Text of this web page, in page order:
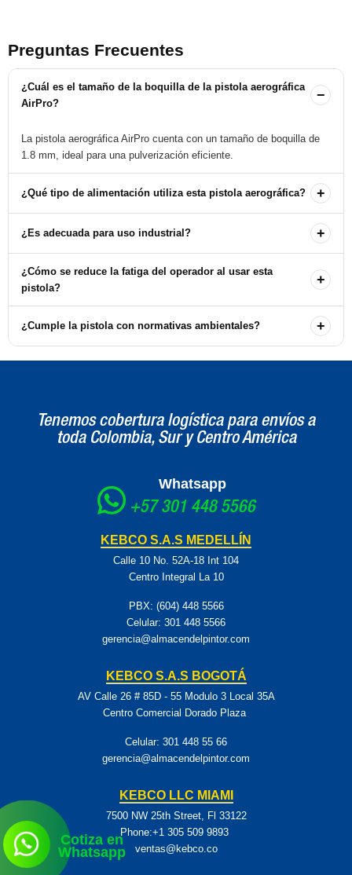
Cotiza en
Whatsapp
Preguntas Frecuentes
¿Cuál es el tamaño de la boquilla de la pistola aerográfica
AirPro?
−
La pistola aerográfica AirPro cuenta con un tamaño de boquilla de
1.8 mm, ideal para una pulverización eficiente.
¿Qué tipo de alimentación utiliza esta pistola aerográfica? +
La pistola aerográfica AirPro utiliza un sistema de alimentación por
¿Es adecuada para uso industrial? +
Sí, la pistola aerográfica AirPro está diseñada para uso industrial,
siendo perfecta para aplicaciones automotrices y de fabricación a
gran escala.
¿Cómo se reduce la fatiga del operador al usar esta
pistola?
+
La pistola cuenta con un gatillo ultra ligero y mandos ergonómicos
¿Cumple la pistola con normativas ambientales? +
Sí, la pistola aerográfica AirPro está diseñada para cumplir con
Tenemos cobertura logística para envíos a
toda Colombia, Sur y Centro América
Whatsapp
+57 301 448 5566
KEBCO S.A.S MEDELLÍN
Calle 10 No. 52A-18 Int 104
Centro Integral La 10
PBX: (604) 448 5566
Celular: 301 448 5566
gerencia@almacendelpintor.com
KEBCO S.A.S BOGOTÁ
AV Calle 26 # 85D - 55 Modulo 3 Local 35A
Centro Comercial Dorado Plaza
Celular: 301 448 55 66
gerencia@almacendelpintor.com
KEBCO LLC MIAMI
7500 NW 25th Street, Fl 33122
Phone:+1 305 509 9893
ventas@kebco.co